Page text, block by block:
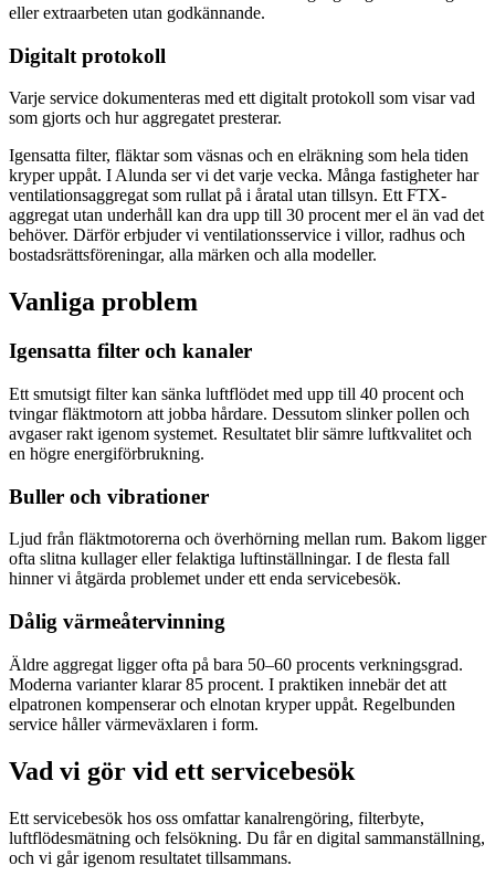
eller extraarbeten utan godkännande.
Digitalt protokoll
Varje service dokumenteras med ett digitalt protokoll som visar vad
som gjorts och hur aggregatet presterar.
Igensatta filter, fläktar som väsnas och en elräkning som hela tiden
kryper uppåt. I Alunda ser vi det varje vecka. Många fastigheter har
ventilationsaggregat som rullat på i åratal utan tillsyn. Ett FTX-
aggregat utan underhåll kan dra upp till 30 procent mer el än vad det
behöver. Därför erbjuder vi ventilationsservice i villor, radhus och
bostadsrättsföreningar, alla märken och alla modeller.
Vanliga problem
Igensatta filter och kanaler
Ett smutsigt filter kan sänka luftflödet med upp till 40 procent och
tvingar fläktmotorn att jobba hårdare. Dessutom slinker pollen och
avgaser rakt igenom systemet. Resultatet blir sämre luftkvalitet och
en högre energiförbrukning.
Buller och vibrationer
Ljud från fläktmotorerna och överhörning mellan rum. Bakom ligger
ofta slitna kullager eller felaktiga luftinställningar. I de flesta fall
hinner vi åtgärda problemet under ett enda servicebesök.
Dålig värmeåtervinning
Äldre aggregat ligger ofta på bara 50–60 procents verkningsgrad.
Moderna varianter klarar 85 procent. I praktiken innebär det att
elpatronen kompenserar och elnotan kryper uppåt. Regelbunden
service håller värmeväxlaren i form.
Vad vi gör vid ett servicebesök
Ett servicebesök hos oss omfattar kanalrengöring, filterbyte,
luftflödesmätning och felsökning. Du får en digital sammanställning,
och vi går igenom resultatet tillsammans.